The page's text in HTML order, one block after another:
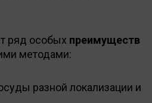
ряд особых преимуществ
методами:
разной локализации и